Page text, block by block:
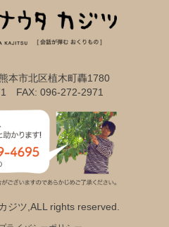
本市北区植木町轟1780
FAX: 096-272-2971
ジツ,ALL rights reserved.